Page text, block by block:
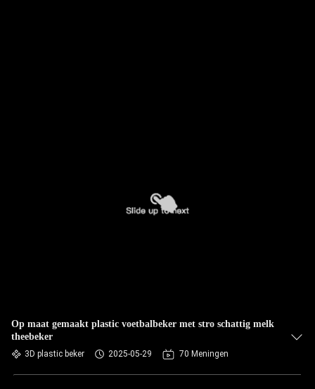
Op maat gemaakt plastic voetbalbeker met stro schattig melk
theebeker
3D plastic beker 2025-05-29 70 Meningen